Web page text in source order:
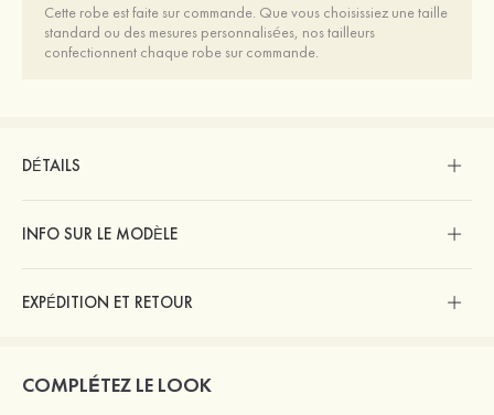
Cette robe est faite sur commande. Que vous choisissiez une taille
standard ou des mesures personnalisées, nos tailleurs
confectionnent chaque robe sur commande.
DÉTAILS
INFO SUR LE MODÈLE
EXPÉDITION ET RETOUR
COMPLÉTEZ LE LOOK